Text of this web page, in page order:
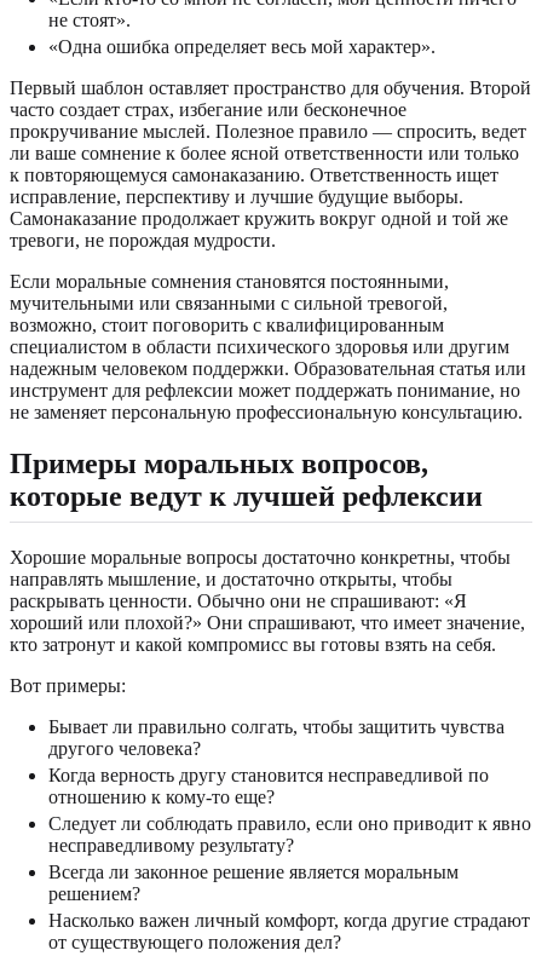
не стоят».
«Одна ошибка определяет весь мой характер».
Первый шаблон оставляет пространство для обучения. Второй
часто создает страх, избегание или бесконечное
прокручивание мыслей. Полезное правило — спросить, ведет
ли ваше сомнение к более ясной ответственности или только
к повторяющемуся самонаказанию. Ответственность ищет
исправление, перспективу и лучшие будущие выборы.
Самонаказание продолжает кружить вокруг одной и той же
тревоги, не порождая мудрости.
Если моральные сомнения становятся постоянными,
мучительными или связанными с сильной тревогой,
возможно, стоит поговорить с квалифицированным
специалистом в области психического здоровья или другим
надежным человеком поддержки. Образовательная статья или
инструмент для рефлексии может поддержать понимание, но
не заменяет персональную профессиональную консультацию.
Примеры моральных вопросов,
которые ведут к лучшей рефлексии
Хорошие моральные вопросы достаточно конкретны, чтобы
направлять мышление, и достаточно открыты, чтобы
раскрывать ценности. Обычно они не спрашивают: «Я
хороший или плохой?» Они спрашивают, что имеет значение,
кто затронут и какой компромисс вы готовы взять на себя.
Вот примеры:
Бывает ли правильно солгать, чтобы защитить чувства
другого человека?
Когда верность другу становится несправедливой по
отношению к кому-то еще?
Следует ли соблюдать правило, если оно приводит к явно
несправедливому результату?
Всегда ли законное решение является моральным
решением?
Насколько важен личный комфорт, когда другие страдают
от существующего положения дел?